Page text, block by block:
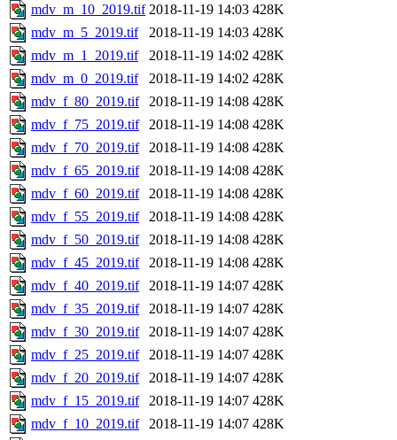
mdv_m_10_2019.tif 2018-11-19 14:03 428K
mdv_m_5_2019.tif
2018-11-19 14:03 428K
mdv_m_1_2019.tif
2018-11-19 14:02 428K
mdv_m_0_2019.tif
2018-11-19 14:02 428K
mdv_f_80_2019.tif
2018-11-19 14:08 428K
mdv_f_75_2019.tif
2018-11-19 14:08 428K
mdv_f_70_2019.tif
2018-11-19 14:08 428K
mdv_f_65_2019.tif
2018-11-19 14:08 428K
mdv_f_60_2019.tif
2018-11-19 14:08 428K
mdv_f_55_2019.tif
2018-11-19 14:08 428K
mdv_f_50_2019.tif
2018-11-19 14:08 428K
mdv_f_45_2019.tif
2018-11-19 14:08 428K
mdv_f_40_2019.tif
2018-11-19 14:07 428K
mdv_f_35_2019.tif
2018-11-19 14:07 428K
mdv_f_30_2019.tif
2018-11-19 14:07 428K
mdv_f_25_2019.tif
2018-11-19 14:07 428K
mdv_f_20_2019.tif
2018-11-19 14:07 428K
mdv_f_15_2019.tif
2018-11-19 14:07 428K
mdv_f_10_2019.tif
2018-11-19 14:07 428K